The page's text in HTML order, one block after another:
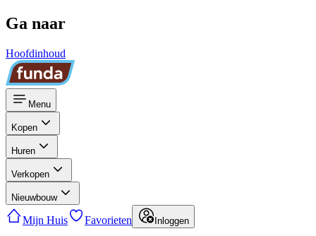
Ga naar
Hoofdinhoud
Menu
Kopen
Huren
Verkopen
Nieuwbouw
Mijn Huis Favorieten Inloggen